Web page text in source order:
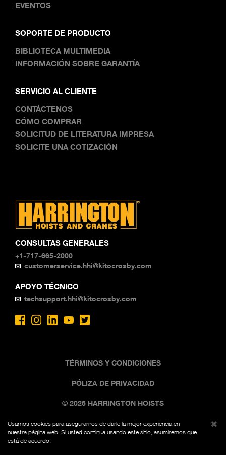
CONSULTAS GENERALES
+1-717-665-2000
customerservice.hhi@kitocrosby.com
APOYO TÉCNICO
techsupport.hhi@kitocrosby.com
EVENTOS
SOPORTE DE PRODUCTO
BIBLIOTECA MULTIMEDIA
INFORMACIÓN SOBRE GARANTÍA
SERVICIO AL CLIENTE
CONTÁCTENOS
CÓMO COMPRAR
SOLICITUD DE LITERATURA IMPRESA
SOLICITE UNA COTIZACIÓN
© 2026 HARRINGTON HOISTS
TÉRMINOS Y CONDICIONES
PÓLIZA DE PRIVACIDAD
La imagen comercial negra y amarilla es una marca
registrada de Kito, Fed. Reg. No. 7,342,071. Todos los
Usamos cookies para asegurarnos de darle la mejor experiencia en
nuestra página web. Si usted continúa usando este sitio, asumiremos que
está de acuerdo.